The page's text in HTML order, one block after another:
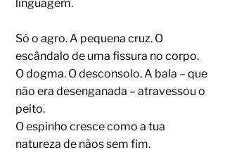
linguagem.
Só o agro. A pequena cruz. O
escândalo de uma fissura no corpo.
O dogma. O desconsolo. A bala – que
não era desenganada – atravessou o
peito.
O espinho cresce como a tua
natureza de nãos sem fim.